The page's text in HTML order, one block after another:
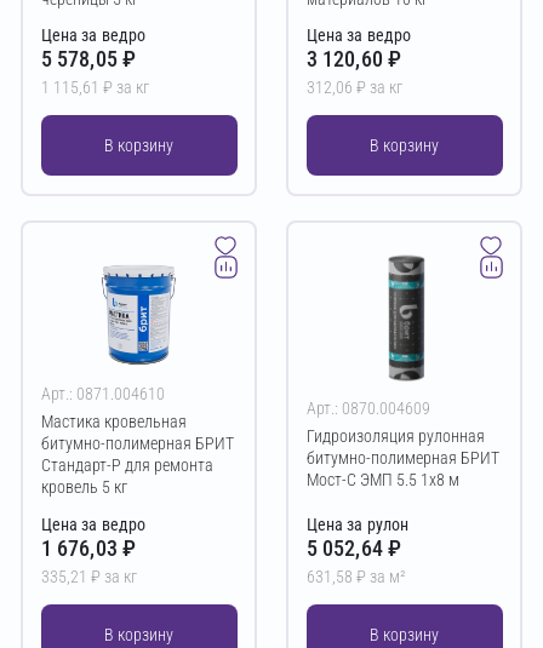
Цена за ведро
5 578,05 ₽
1 115,61 ₽ за кг
В корзину
Цена за ведро
3 120,60 ₽
312,06 ₽ за кг
В корзину
Арт.: 0871.004610
Мастика кровельная
битумно-полимерная БРИТ
Стандарт-Р для ремонта
кровель 5 кг
Цена за ведро
1 676,03 ₽
335,21 ₽ за кг
В корзину
Арт.: 0870.004609
Гидроизоляция рулонная
битумно-полимерная БРИТ
Мост-С ЭМП 5.5 1х8 м
Цена за рулон
5 052,64 ₽
631,58 ₽ за м²
В корзину